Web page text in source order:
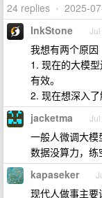
24 replies • 2025-
InkStone
我想有两个原因
1. 现在的大模
有效。
2. 现在想深入
jacketma
一般人微调大
数据没算力，练
kapaseker
现代人做事主